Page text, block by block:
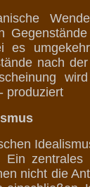
es
nach
produziert
Ein
nicht die